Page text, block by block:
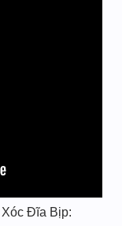
Đĩa Bịp: